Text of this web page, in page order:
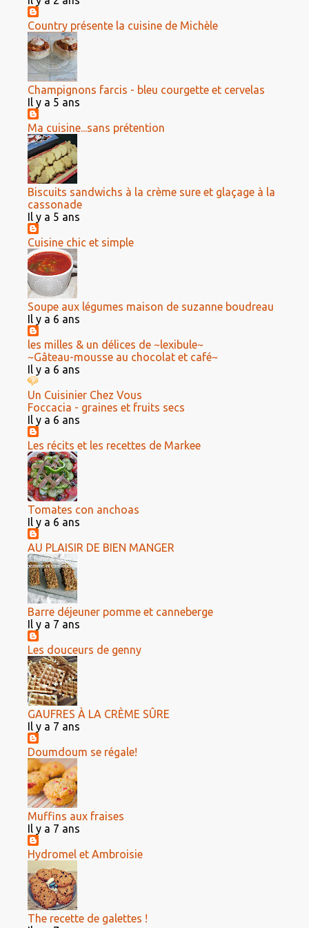
Country présente la cuisine de Michèle
Champignons farcis - bleu courgette et cervelas
Il y a 5 ans
Ma cuisine...sans prétention
Biscuits sandwichs à la crème sure et glaçage à la
cassonade
Il y a 5 ans
Cuisine chic et simple
Soupe aux légumes maison de suzanne boudreau
Il y a 6 ans
les milles & un délices de ~lexibule~
~Gâteau-mousse au chocolat et café~
Il y a 6 ans
Un Cuisinier Chez Vous
Foccacia - graines et fruits secs
Il y a 6 ans
Les récits et les recettes de Markee
Tomates con anchoas
Il y a 6 ans
AU PLAISIR DE BIEN MANGER
Barre déjeuner pomme et canneberge
Il y a 7 ans
Les douceurs de genny
GAUFRES À LA CRÈME SÛRE
Il y a 7 ans
Doumdoum se régale!
Muffins aux fraises
Il y a 7 ans
Hydromel et Ambroisie
The recette de galettes !